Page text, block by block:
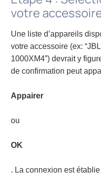
votre
Une liste d’appareils
votre accessoire (ex:
1000XM4”) devrait y
de confirmation peut
Appairer
ou
OK
. La connexion est